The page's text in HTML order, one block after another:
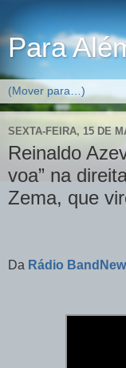
Para
SEXTA-FEIRA, 15 DE
Reinaldo
voa” na
Zema, que
Da Rádio